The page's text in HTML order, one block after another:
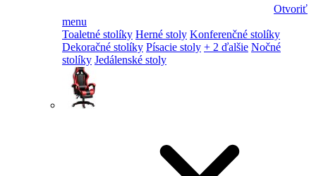
Otvoriť
menu
Toaletné stolíky Herné stoly Konferenčné stolíky
Dekoračné stolíky Písacie stoly + 2 ďalšie Nočné
stolíky Jedálenské stoly